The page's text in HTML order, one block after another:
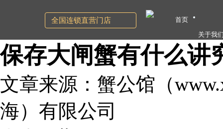
保存大闸蟹有什么讲
文章来源：蟹公馆（
海）有限公司
全国连锁直营门店
首页
关于我